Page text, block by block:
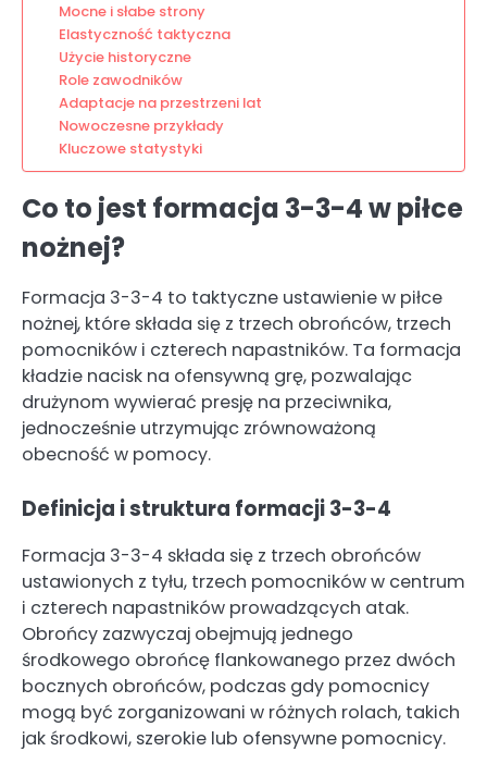
Mocne i słabe strony
Elastyczność taktyczna
Użycie historyczne
Role zawodników
Adaptacje na przestrzeni lat
Nowoczesne przykłady
Kluczowe statystyki
Co to jest formacja 3-3-4 w piłce
nożnej?
Formacja 3-3-4 to taktyczne ustawienie w piłce
nożnej, które składa się z trzech obrońców, trzech
pomocników i czterech napastników. Ta formacja
kładzie nacisk na ofensywną grę, pozwalając
drużynom wywierać presję na przeciwnika,
jednocześnie utrzymując zrównoważoną
obecność w pomocy.
Definicja i struktura formacji 3-3-4
Formacja 3-3-4 składa się z trzech obrońców
ustawionych z tyłu, trzech pomocników w centrum
i czterech napastników prowadzących atak.
Obrońcy zazwyczaj obejmują jednego
środkowego obrońcę flankowanego przez dwóch
bocznych obrońców, podczas gdy pomocnicy
mogą być zorganizowani w różnych rolach, takich
jak środkowi, szerokie lub ofensywne pomocnicy.